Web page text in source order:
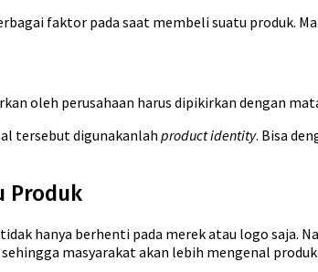
faktor pada saat membeli suatu produk.
oleh perusahaan harus dipikirkan dengan
tersebut digunakanlah product identity. Bisa
Produk
hanya berhenti pada merek atau logo saja.
masyarakat akan lebih mengenal